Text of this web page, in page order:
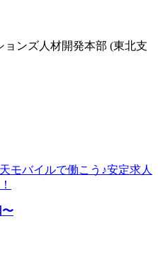
ンズ人材開発本部 (東北支
モバイルで働こう♪安定求人
〜